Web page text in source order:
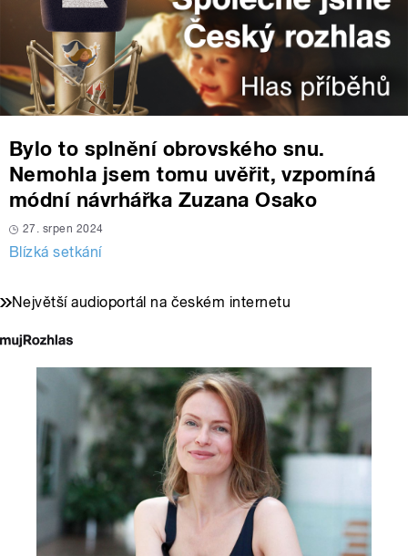
Bylo to splnění obrovského snu.
Nemohla jsem tomu uvěřit, vzpomíná
módní návrhářka Zuzana Osako
27. srpen 2024
Blízká setkání
Největší audioportál na českém internetu